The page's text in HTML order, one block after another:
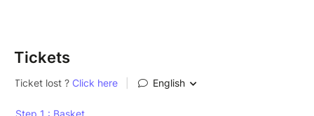
Tickets